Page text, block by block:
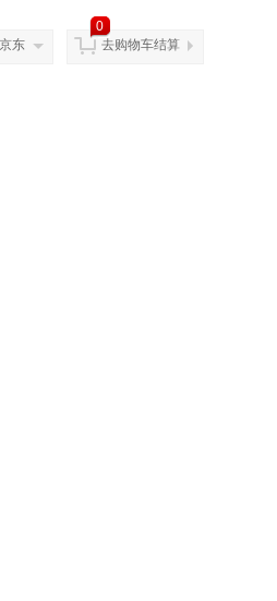
东
0
去购物车结算